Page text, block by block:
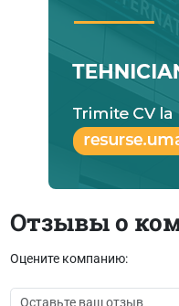
Отзывы о
Оцените компанию: